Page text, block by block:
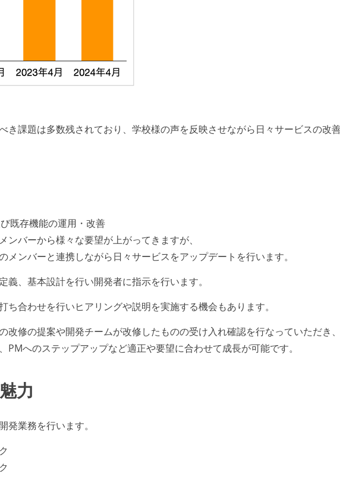
き課題は多数残されており、学校様の声を反映させながら日々サービスの改
既存機能の運用・改善
ンバーから様々な要望が上がってきますが、
メンバーと連携しながら日々サービスをアップデートを行います。
義、基本設計を行い開発者に指示を行います。
ち合わせを行いヒアリングや説明を実施する機会もあります。
改修の提案や開発チームが改修したものの受け入れ確認を行なっていただき
PMへのステップアップなど適正や要望に合わせて成長が可能です。
力
発業務を行います。